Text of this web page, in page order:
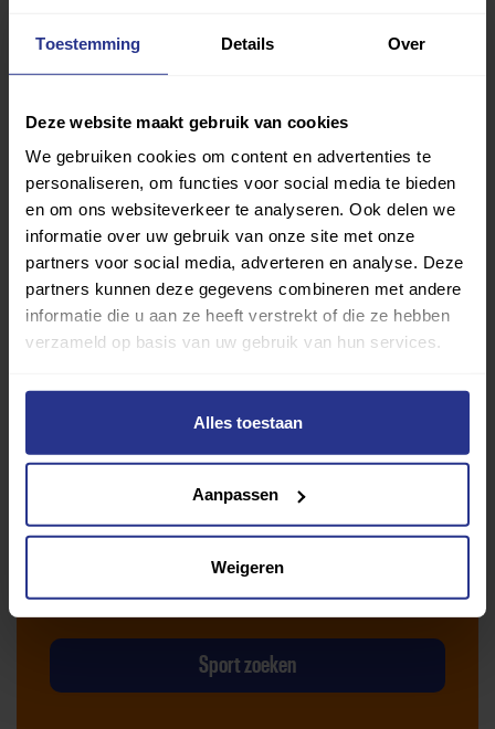
Toestemming Details Over
Deze website maakt gebruik van cookies
We gebruiken cookies om content en advertenties te
personaliseren, om functies voor social media te bieden
en om ons websiteverkeer te analyseren. Ook delen we
informatie over uw gebruik van onze site met onze
partners voor social media, adverteren en analyse. Deze
partners kunnen deze gegevens combineren met andere
informatie die u aan ze heeft verstrekt of die ze hebben
verzameld op basis van uw gebruik van hun services.
Alles toestaan
Aanpassen
Weigeren
Vind jouw sport
Met meer dan 4250 sportclubs is er altijd een sport
Sport zoeken